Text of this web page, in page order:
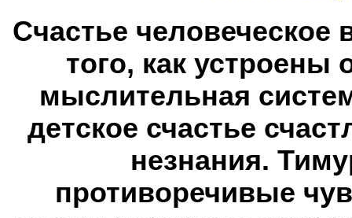
Счастье
того, как устроены
мыслительная
детское счастье
незнания.
противоречивые